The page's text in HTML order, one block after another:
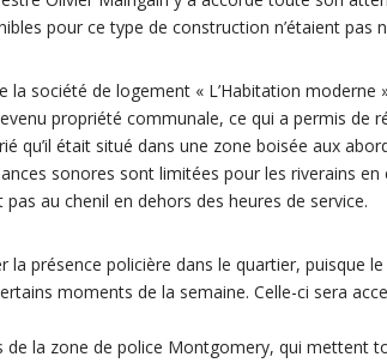
pour ce type de construction n’étaient pas
société de logement « L’Habitation moderne
propriété communale, ce qui a permis de
qu’il était situé dans une zone boisée aux
sonores sont limitées pour les riverains
au chenil en dehors des heures de service.
présence policière dans le quartier, puisque
moments de la semaine. Celle-ci sera
de la zone de police Montgomery, qui mettent